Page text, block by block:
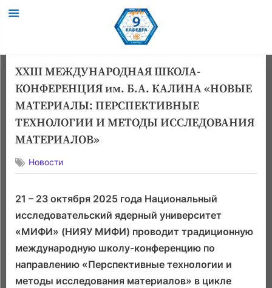
content
XXIII МЕЖДУНАРОДНАЯ ШКОЛА-
КОНФЕРЕНЦИЯ им. Б.А. КАЛИНА «НОВЫЕ
МАТЕРИАЛЫ: ПЕРСПЕКТИВНЫЕ
ТЕХНОЛОГИИ И МЕТОДЫ ИССЛЕДОВАНИЯ
МАТЕРИАЛОВ»
Новости
21 – 23 октября 2025 года Национальный
исследовательский ядерный университет
«МИФИ» (НИЯУ МИФИ) проводит традиционную
международную школу-конференцию по
направлению «Перспективные технологии и
методы исследования материалов» в цикле